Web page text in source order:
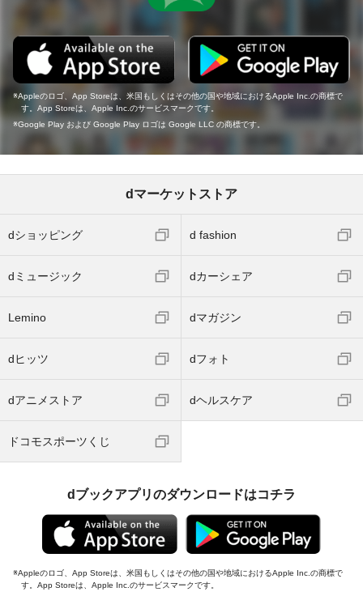
Appleのロゴ、App Storeは、米国もしくはその他の国や地域におけるApple Inc.の商標で
す。App Storeは、Apple Inc.のサービスマークです。
Google Play および Google Play ロゴは Google LLC の商標です。
dマーケットストア
dショッピング d fashion
dミュージック dカーシェア
Lemino dマガジン
dヒッツ dフォト
dアニメストア dヘルスケア
ドコモスポーツくじ
dブックアプリのダウンロードはコチラ
Appleのロゴ、App Storeは、米国もしくはその他の国や地域におけるApple Inc.の商標で
す。App Storeは、Apple Inc.のサービスマークです。